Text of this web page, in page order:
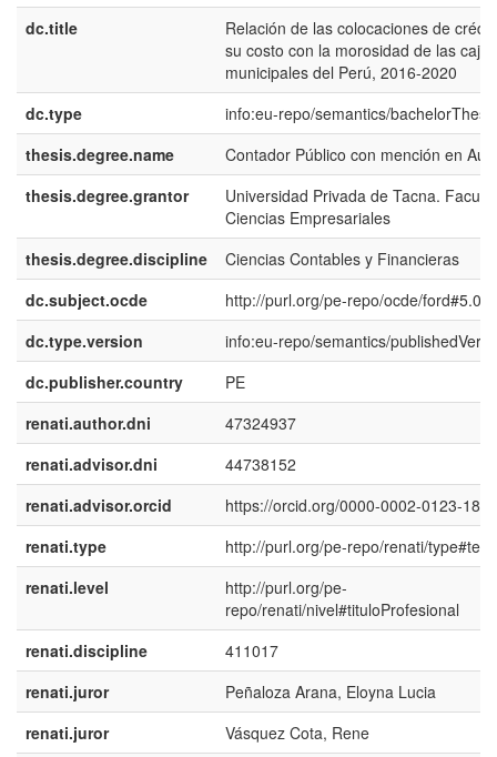
dc.title
Relación de las colocaciones de
su costo con la morosidad de las cajas
municipales del Perú, 2016-2020
dc.type
info:eu-repo/semantics/bachelorThesis
thesis.degree.name
Contador Público con mención en
thesis.degree.grantor
Universidad Privada de Tacna.
Ciencias Empresariales
thesis.degree.discipline
Ciencias Contables y Financieras
dc.subject.ocde
http://purl.org/pe-repo/ocde/
dc.type.version
info:eu-repo/semantics/
dc.publisher.country
PE
renati.author.dni
47324937
renati.advisor.dni
44738152
renati.advisor.orcid
https://orcid.org/0000-0002-0123-1834
renati.type
http://purl.org/pe-repo/renati/
renati.level
http://purl.org/pe-
repo/renati/nivel#tituloProfesional
renati.discipline
411017
renati.juror
Peñaloza Arana, Eloyna Lucia
renati.juror
Vásquez Cota, Rene